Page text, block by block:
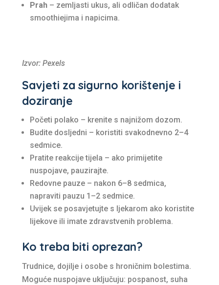
Prah– zemljasti ukus, ali odličan dodatak
smoothiejima i napicima.
Izvor: Pexels
Savjeti za sigurno korištenje i
doziranje
Početi polako – krenite s najnižom dozom.
Budite dosljedni – koristiti svakodnevno 2–4
sedmice.
Pratite reakcije tijela – ako primijetite
nuspojave, pauzirajte.
Redovne pauze – nakon 6–8 sedmica,
napraviti pauzu 1–2 sedmice.
Uvijek se posavjetujte s ljekarom ako koristite
lijekove ili imate zdravstvenih problema.
Ko treba biti oprezan?
Trudnice, dojilje i osobe s hroničnim bolestima.
Moguće nuspojave uključuju: pospanost, suha